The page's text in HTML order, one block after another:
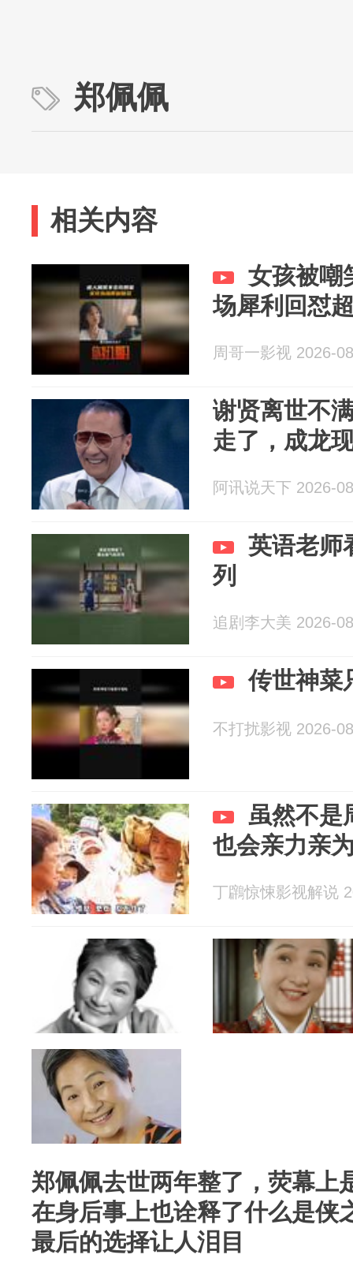
郑佩佩
相关内容
女孩被嘲
场犀利回怼
周哥一影视 2026-
谢贤离世不
走了，成龙
阿讯说天下 2026-
英语老师
列
追剧李大美 2026-
传世神菜
不打扰影视 2026-
虽然不是
也会亲力亲
丁鸊惊悚影视解说
郑佩佩去世两年整了，荧幕上
在身后事上也诠释了什么是侠
最后的选择让人泪目